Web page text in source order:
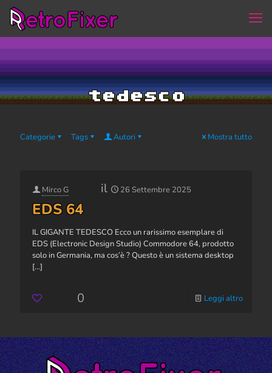
tedesco
Categorie Tags Autori Mostra tutto
Mirco G il 26 Settembre 2025
EDS 64
IL GIGANTE TEDESCO Ecco un rarissimo esemplare di
EDS (Electronic Design Studio) Commodore 64, prodotto
solo in Germania, ma cos’è ? Questo è un sistema desktop
[…]
0 Leggi altro